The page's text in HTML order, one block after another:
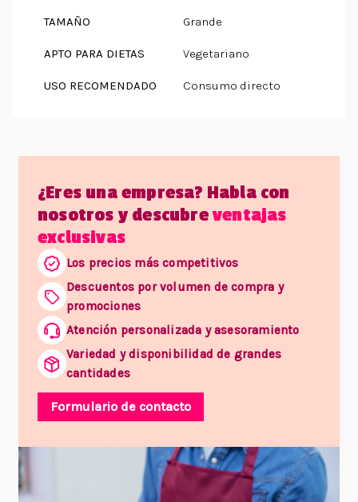
TAMAÑO Grande
APTO PARA DIETAS Vegetariano
USO RECOMENDADO Consumo directo
¿Eres una empresa? Habla con
nosotros y descubreventajas
exclusivas
Los precios más competitivos
Descuentos por volumen de compra y
promociones
Atención personalizada y asesoramiento
Variedad y disponibilidad de grandes
cantidades
Formulario de contacto